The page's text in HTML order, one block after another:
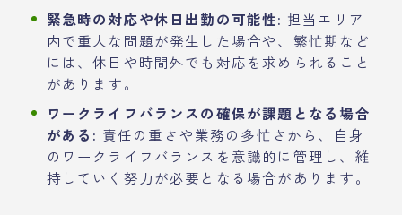
緊急時の対応や休日出勤の可能性: 担当エリア
内で重大な問題が発生した場合や、繁忙期など
には、休日や時間外でも対応を求められること
があります。
ワークライフバランスの確保が課題となる場合
がある: 責任の重さや業務の多忙さから、自身
のワークライフバランスを意識的に管理し、維
持していく努力が必要となる場合があります。